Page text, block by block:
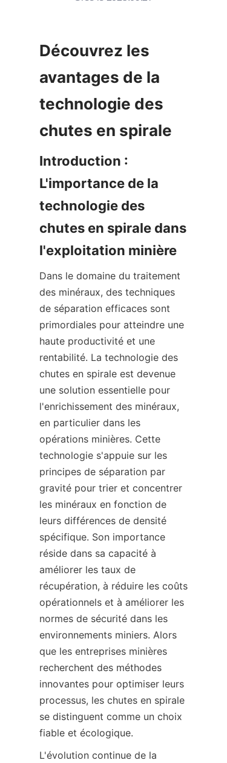
Découvrez les
avantages de la
technologie des
chutes en spirale
Introduction :
L'importance de la
technologie des
chutes en spirale dans
l'exploitation minière
Dans le domaine du traitement
des minéraux, des techniques
de séparation efficaces sont
primordiales pour atteindre une
haute productivité et une
rentabilité. La technologie des
chutes en spirale est devenue
une solution essentielle pour
l'enrichissement des minéraux,
en particulier dans les
opérations minières. Cette
technologie s'appuie sur les
principes de séparation par
gravité pour trier et concentrer
les minéraux en fonction de
leurs différences de densité
spécifique. Son importance
réside dans sa capacité à
améliorer les taux de
récupération, à réduire les coûts
opérationnels et à améliorer les
normes de sécurité dans les
environnements miniers. Alors
que les entreprises minières
recherchent des méthodes
innovantes pour optimiser leurs
processus, les chutes en spirale
se distinguent comme un choix
fiable et écologique.
L'évolution continue de la